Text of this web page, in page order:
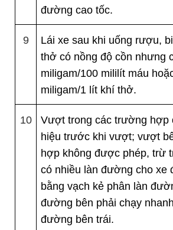
đường cao tốc.
9
Lái xe sau khi uống rượu,
thở có nồng độ cồn nhưng
miligam/100 mililít máu
miligam/1 lít khí thở.
10
Vượt trong các trường hợp
hiệu trước khi vượt; vượt
hợp không được phép, trừ
có nhiều làn đường cho xe
bằng vạch kẻ phân làn
đường bên phải chạy
đường bên trái.